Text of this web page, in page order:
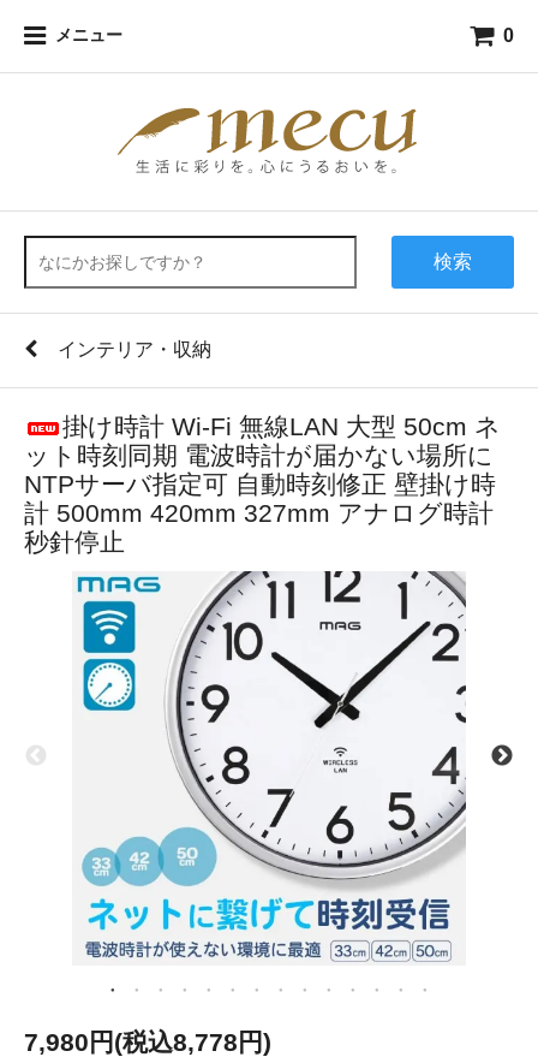
メニュー 0
検索
インテリア・収納
掛け時計 Wi-Fi 無線LAN 大型 50cm ネ
ット時刻同期 電波時計が届かない場所に
NTPサーバ指定可 自動時刻修正 壁掛け時
計 500mm 420mm 327mm アナログ時計
秒針停止
7,980円(税込8,778円)